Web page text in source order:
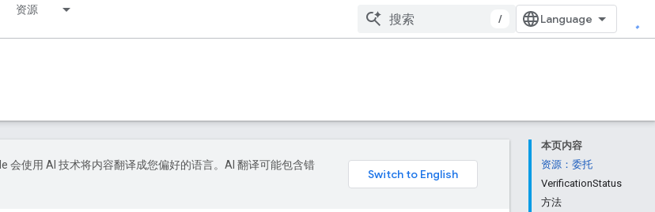
资源
/
本页内容
资源：委托
VerificationStatus
方法
会使用 AI 技术将内容翻译成您偏好的语言。AI 翻译可能包含错